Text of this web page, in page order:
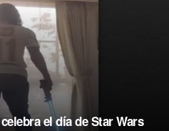
el día de Star Wars